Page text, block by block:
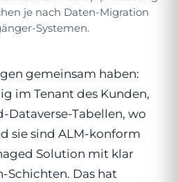
je nach Daten-Migration
Systemen.
gemeinsam haben:
im Tenant des Kunden,
Dataverse-Tabellen, wo
sie sind ALM-konform
Solution mit klar
Schichten. Das hat